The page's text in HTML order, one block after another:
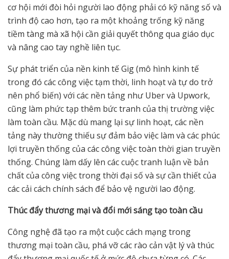
cơ hội mới đòi hỏi người lao động phải có kỹ năng số và
trình độ cao hơn, tạo ra một khoảng trống kỹ năng
tiềm tàng mà xã hội cần giải quyết thông qua giáo dục
và nâng cao tay nghề liên tục.
Sự phát triển của nền kinh tế Gig (mô hình kinh tế
trong đó các công việc tạm thời, linh hoạt và tự do trở
nên phổ biến) với các nền tảng như Uber và Upwork,
cũng làm phức tạp thêm bức tranh của thị trường việc
làm toàn cầu. Mặc dù mang lại sự linh hoạt, các nền
tảng này thường thiếu sự đảm bảo việc làm và các phúc
lợi truyền thống của các công việc toàn thời gian truyền
thống. Chúng làm dấy lên các cuộc tranh luận về bản
chất của công việc trong thời đại số và sự cần thiết của
các cải cách chính sách để bảo vệ người lao động.
Thúc đẩy thương mại và đổi mới sáng tạo toàn cầu
Công nghệ đã tạo ra một cuộc cách mạng trong
thương mại toàn cầu, phá vỡ các rào cản vật lý và thúc